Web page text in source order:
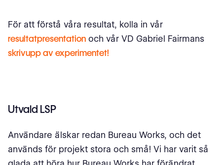
För att förstå våra resultat, kolla in vår
resultatpresentation och vår VD Gabriel Fairmans
skrivupp av experimentet!
Utvald LSP
Användare älskar redan Bureau Works, och det
används för projekt stora och små! Vi har varit så